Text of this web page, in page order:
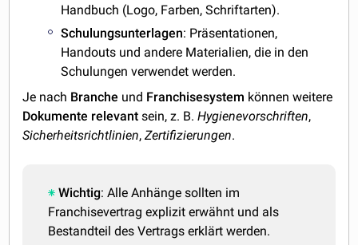
Handbuch (Logo, Farben, Schriftarten).
Schulungsunterlagen: Präsentationen,
Handouts und andere Materialien, die in den
Schulungen verwendet werden.
Je nach Branche und Franchisesystem können weitere
Dokumente relevant sein, z. B.Hygienevorschriften,
Sicherheitsrichtlinien,Zertifizierungen.
Wichtig: Alle Anhänge sollten im
Franchisevertrag explizit erwähnt und als
Bestandteil des Vertrags erklärt werden.